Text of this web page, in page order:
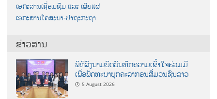
ເອກະສານເຊື່ອມຊືມ ແລະ ເຜີຍແຜ່
ເອກະສານໂຄສະນາ-ປາຖະກະຖາ
ຂ່າວສານ
ພິທີລົງນາມບົດບັນທຶກຄວາມເຂົ້າໃຈຮ່ວມມື
ເພື່ອພັດທະນາບຸກຄະລາກອນສື່ມວນຊົນລາວ
5 August 2026